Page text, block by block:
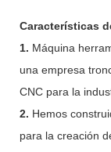
Características
1. Máquina
una empresa
CNC para la
2. Hemos
para la creación